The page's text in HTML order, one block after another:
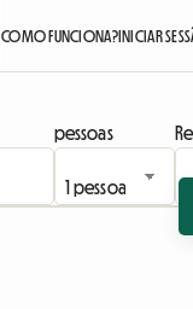
COMO FUNCIONA?INICIAR
pessoas